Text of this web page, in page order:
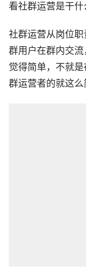
看社群运营是干什
社群运营从岗位
群用户在群内交
觉得简单，不就
群运营者的就这么